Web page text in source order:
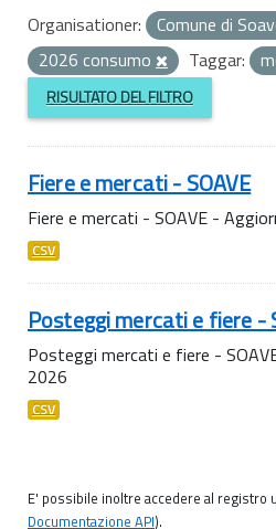
Organisationer: Comune di
2026 consumo
Taggar:
RISULTATO DEL FILTRO
Fiere e mercati - SOAVE
Fiere e mercati - SOAVE -
CSV
Posteggi mercati e fiere -
Posteggi mercati e fiere -
2026
CSV
E' possibile inoltre accedere al registro
Documentazione API).